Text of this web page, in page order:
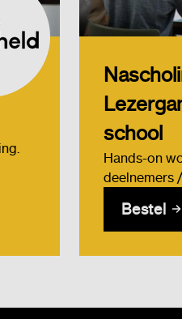
school
Hands-on
deelnemers
Bestel